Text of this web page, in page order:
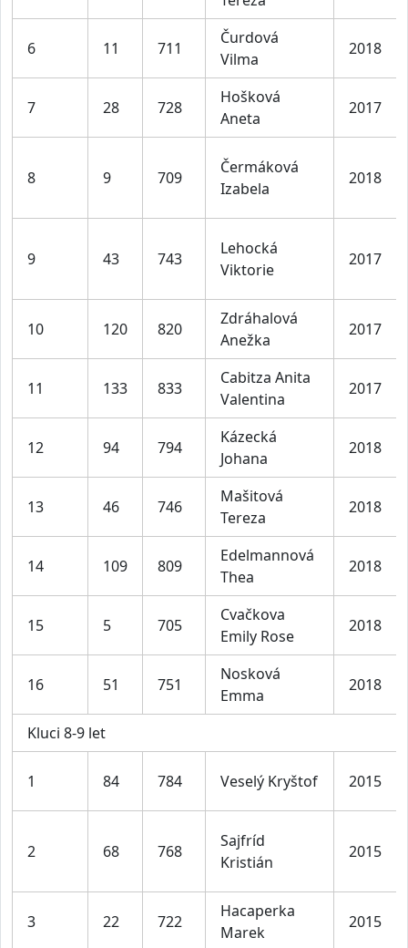
6 11 711
Čurdová
Vilma
2018
7 28 728
Hošková
Aneta
2017
8 9 709
Čermáková
Izabela
2018
9 43 743
Lehocká
Viktorie
2017
10 120 820
Zdráhalová
Anežka
2017
11 133 833
Cabitza Anita
Valentina
2017
12 94 794
Kázecká
Johana
2018
13 46 746
Mašitová
Tereza
2018
14 109 809
Edelmannová
Thea
2018
15 5 705
Cvačkova
Emily Rose
2018
16 51 751
Nosková
Emma
2018
Kluci 8-9 let
1 84 784 Veselý Kryštof 2015
2 68 768
Sajfríd
Kristián
2015
3 22 722
Hacaperka
Marek
2015